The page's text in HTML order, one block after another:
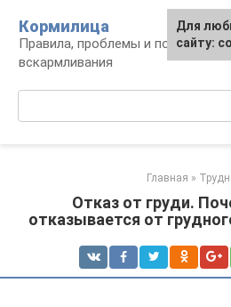
контенту
Кормилица
Правила, проблемы и польза
вскармливания
Главная »
Отказ от груди.
отказывается от
Для
сайту: